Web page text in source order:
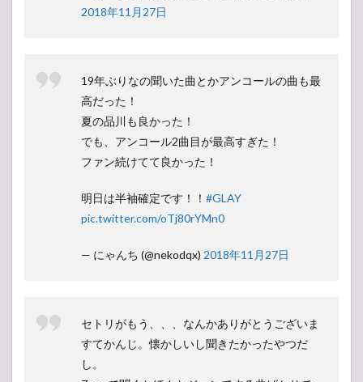
2018年11月27日
19年ぶりなの聞いた曲とかアンコールの曲も最
高だった！
夏の品川も良かった！
でも、アンコール2曲目が最高すぎた！
ファン続けてて良かった！
明日は半袖確定です！！ #GLAY
pic.twitter.com/oTj80rYMn0
— にゃんち (@nekodqx) 2018年11月27日
セトリがもう、、、なんかありがとうございま
すてかんじ。懐かしいし聞きたかったやつだ
し。